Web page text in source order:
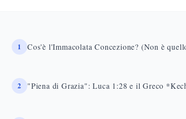
1 Cos'è l'Immacolata Concezione? (Non è
2 "Piena di Grazia": Luca 1:28 e il Greco